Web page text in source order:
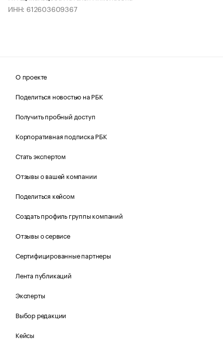
ИНН: 612603609367
О проекте
Поделиться новостью на РБК
Получить пробный доступ
Корпоративная подписка РБК
Стать экспертом
Отзывы о вашей компании
Поделиться кейсом
Создать профиль группы компаний
Отзывы о сервисе
Сертифицированные партнеры
Лента публикаций
Эксперты
Выбор редакции
Кейсы